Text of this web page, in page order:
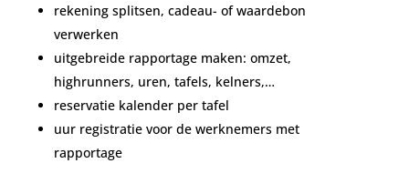
rekening splitsen, cadeau- of waardebon
verwerken
uitgebreide rapportage maken: omzet,
highrunners, uren, tafels, kelners,…
reservatie kalender per tafel
uur registratie voor de werknemers met
rapportage